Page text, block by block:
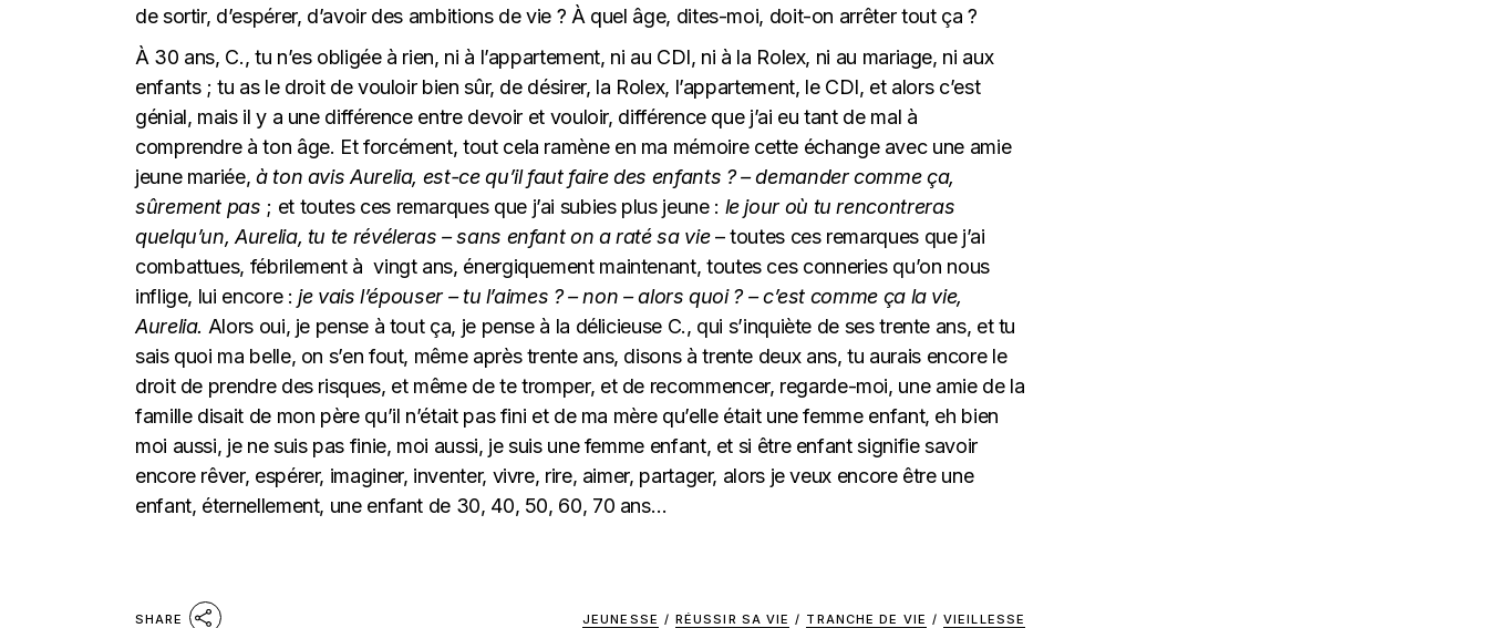
de sortir, d’espérer, d’avoir des ambitions de vie ? À quel âge, dites-moi, doit-on arrêter tout ça ?
À 30 ans, C., tu n’es obligée à rien, ni à l’appartement, ni au CDI, ni à la Rolex, ni au mariage, ni aux
enfants ; tu as le droit de vouloir bien sûr, de désirer, la Rolex, l’appartement, le CDI, et alors c’est
génial, mais il y a une différence entre devoir et vouloir, différence que j’ai eu tant de mal à
comprendre à ton âge. Et forcément, tout cela ramène en ma mémoire cette échange avec une amie
jeune mariée, à ton avis Aurelia, est-ce qu’il faut faire des enfants ? – demander comme ça,
sûrement pas ; et toutes ces remarques que j’ai subies plus jeune : le jour où tu rencontreras
quelqu’un, Aurelia, tu te révéleras – sans enfant on a raté sa vie– toutes ces remarques que j’ai
combattues, fébrilement à vingt ans, énergiquement maintenant, toutes ces conneries qu’on nous
inflige, lui encore :je vais l’épouser – tu l’aimes ? – non – alors quoi ? – c’est comme ça la vie,
Aurelia. Alors oui, je pense à tout ça, je pense à la délicieuse C., qui s’inquiète de ses trente ans, et tu
sais quoi ma belle, on s’en fout, même après trente ans, disons à trente deux ans, tu aurais encore le
droit de prendre des risques, et même de te tromper, et de recommencer, regarde-moi, une amie de la
famille disait de mon père qu’il n’était pas fini et de ma mère qu’elle était une femme enfant, eh bien
moi aussi, je ne suis pas finie, moi aussi, je suis une femme enfant, et si être enfant signifie savoir
encore rêver, espérer, imaginer, inventer, vivre, rire, aimer, partager, alors je veux encore être une
enfant, éternellement, une enfant de 30, 40, 50, 60, 70 ans…
SHARE JEUNESSE / RÉUSSIR SA VIE / TRANCHE DE VIE / VIEILLESSE